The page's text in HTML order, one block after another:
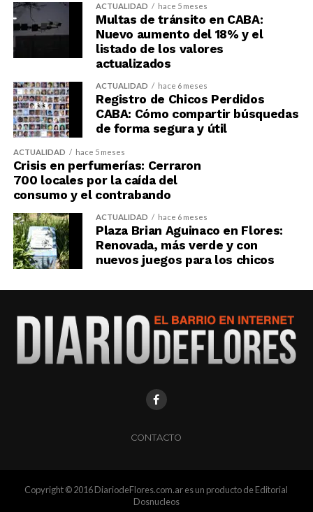
ACTUALIDAD hace 5 meses
Multas de tránsito en CABA:
Nuevo aumento del 18% y el
listado de los valores
actualizados
ACTUALIDAD hace 6 meses
Registro de Chicos Perdidos
CABA: Cómo compartir búsquedas
de forma segura y útil
ACTUALIDAD hace 5 meses
Crisis en perfumerías: Cerraron
700 locales por la caída del
consumo y el contrabando
ACTUALIDAD hace 6 meses
Plaza Brian Aguinaco en Flores:
Renovada, más verde y con
nuevos juegos para los chicos
CONTACTO
Copyright © 2016 DiariodeFlores.com.ar es un producto de Editorial
Dosnucleos